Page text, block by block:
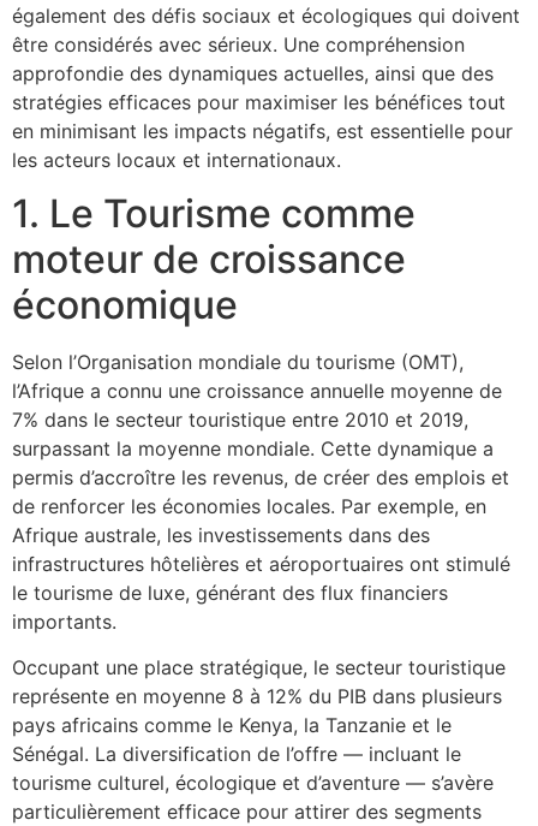
également des défis sociaux et écologiques qui doivent
être considérés avec sérieux. Une compréhension
approfondie des dynamiques actuelles, ainsi que des
stratégies efficaces pour maximiser les bénéfices tout
en minimisant les impacts négatifs, est essentielle pour
les acteurs locaux et internationaux.
1. Le Tourisme comme
moteur de croissance
économique
Selon l’Organisation mondiale du tourisme (OMT),
l’Afrique a connu une croissance annuelle moyenne de
7% dans le secteur touristique entre 2010 et 2019,
surpassant la moyenne mondiale. Cette dynamique a
permis d’accroître les revenus, de créer des emplois et
de renforcer les économies locales. Par exemple, en
Afrique australe, les investissements dans des
infrastructures hôtelières et aéroportuaires ont stimulé
le tourisme de luxe, générant des flux financiers
importants.
Occupant une place stratégique, le secteur touristique
représente en moyenne 8 à 12% du PIB dans plusieurs
pays africains comme le Kenya, la Tanzanie et le
Sénégal. La diversification de l’offre — incluant le
tourisme culturel, écologique et d’aventure — s’avère
particulièrement efficace pour attirer des segments